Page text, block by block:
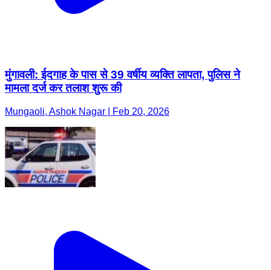
मुंगावली: ईदगाह के पास से 39 वर्षीय व्यक्ति लापता, पुलिस ने
मामला दर्ज कर तलाश शुरू की
Mungaoli, Ashok Nagar | Feb 20, 2026